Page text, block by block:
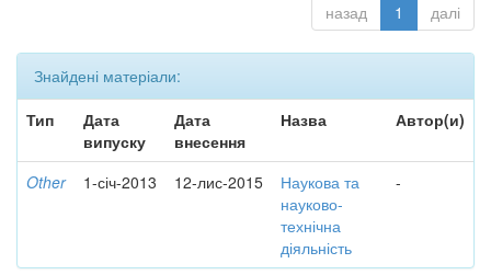
назад 1 далі
Знайдені матеріали:
Тип
Дата
випуску
Дата
внесення
Назва Автор(и)
Other 1-січ-2013 12-лис-2015
Наукова та
науково-
технічна
діяльність
-